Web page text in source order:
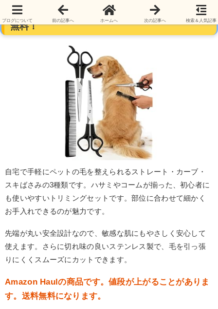
ペットグルーミング はさみ3点キット 81円送料
無料！
自宅で手軽にペットの毛を整えられるストレート・カーブ・
スキばさみの3種類です。ハサミやコームが揃った、初心者に
も使いやすいトリミングセットです。部位に合わせて細かく
お手入れできるのが魅力です。
先端が丸い安全設計なので、敏感な肌にもやさしく安心して
使えます。さらに切れ味の良いステンレス製で、毛を引っ張
りにくくスムーズにカットできます。
Amazon Haulの商品です。値段が上がることがありま
す。送料無料になります。
ブログについて 前の記事へ ホームへ 次の記事へ 検索＆人気記事